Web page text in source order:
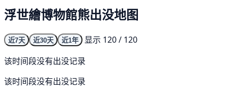
浮世繪博物館熊出没地图
近7天 近30天 近1年
显示 120 / 120
该时间段没有出没记录
该时间段没有出没记录